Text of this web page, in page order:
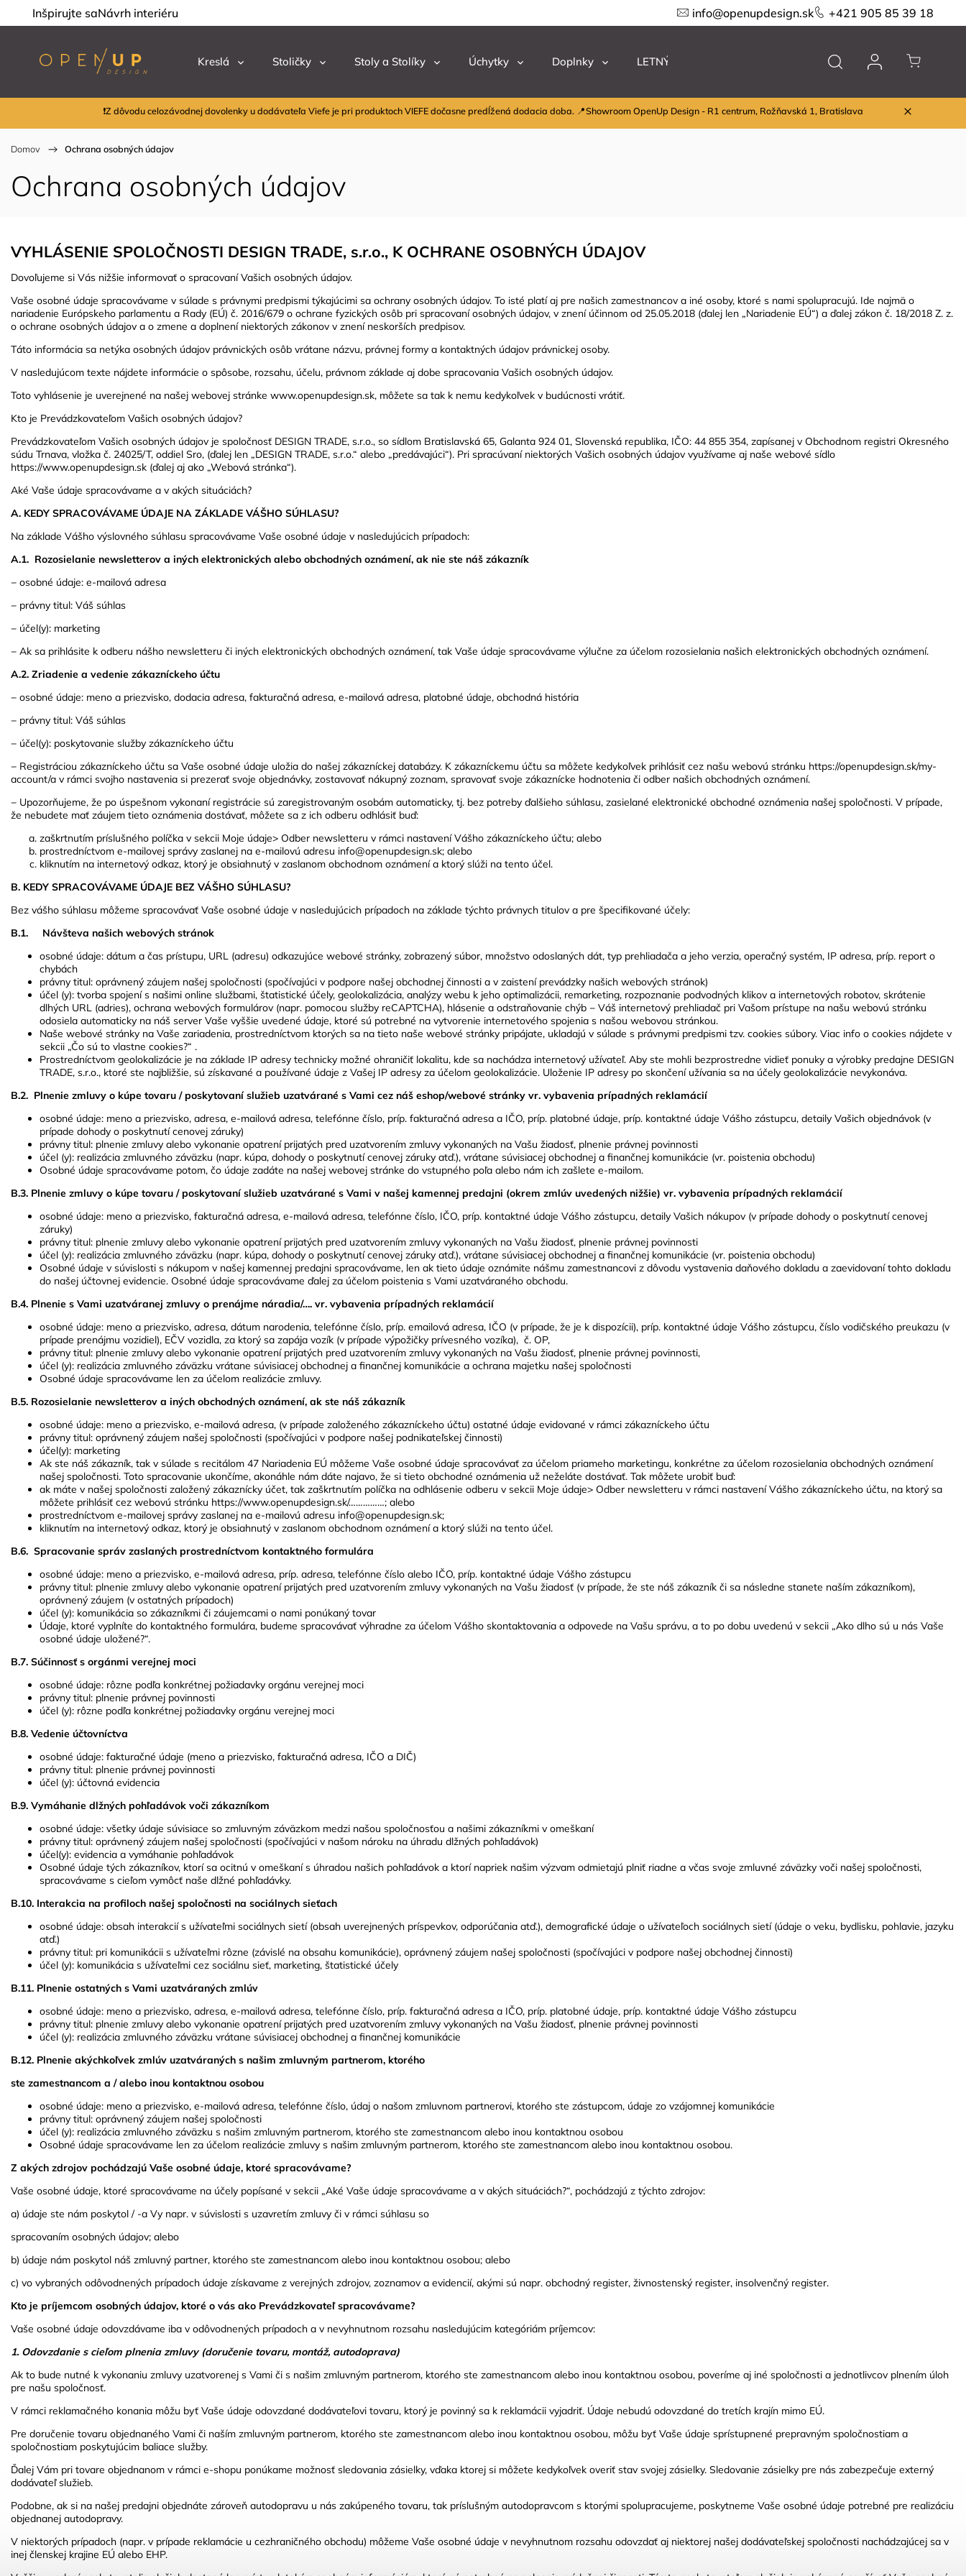
Inšpirujte saNávrh interiéru info@openupdesign.sk +421 905 85 39 18
Kreslá Stoličky Stoly a Stolíky Úchytky Doplnky LETNÝ VÝPREDAJ Značky
❗Z dôvodu celozávodnej dovolenky u dodávateľa Viefe je pri produktoch VIEFE dočasne predĺžená dodacia doba. 📍Showroom OpenUp Design - R1 centrum, Rožňavská 1, Bratislava
Domov / Ochrana osobných údajov
Ochrana osobných údajov
VYHLÁSENIE SPOLOČNOSTI DESIGN TRADE, s.r.o., K OCHRANE OSOBNÝCH ÚDAJOV
Dovoľujeme si Vás nižšie informovať o spracovaní Vašich osobných údajov.
Vaše osobné údaje spracovávame v súlade s právnymi predpismi týkajúcimi sa ochrany osobných údajov. To isté platí aj pre našich zamestnancov a iné osoby, ktoré s nami spolupracujú. Ide najmä o
nariadenie Európskeho parlamentu a Rady (EÚ) č. 2016/679 o ochrane fyzických osôb pri spracovaní osobných údajov, v znení účinnom od 25.05.2018 (ďalej len „Nariadenie EÚ“) a ďalej zákon č. 18/2018 Z. z.
o ochrane osobných údajov a o zmene a doplnení niektorých zákonov v znení neskorších predpisov.
Táto informácia sa netýka osobných údajov právnických osôb vrátane názvu, právnej formy a kontaktných údajov právnickej osoby.
V nasledujúcom texte nájdete informácie o spôsobe, rozsahu, účelu, právnom základe aj dobe spracovania Vašich osobných údajov.
Toto vyhlásenie je uverejnené na našej webovej stránke www.openupdesign.sk, môžete sa tak k nemu kedykoľvek v budúcnosti vrátiť.
Kto je Prevádzkovateľom Vašich osobných údajov?
Prevádzkovateľom Vašich osobných údajov je spoločnosť DESIGN TRADE, s.r.o., so sídlom Bratislavská 65, Galanta 924 01, Slovenská republika, IČO: 44 855 354, zapísanej v Obchodnom registri Okresného
súdu Trnava, vložka č. 24025/T, oddiel Sro, (ďalej len „DESIGN TRADE, s.r.o.“ alebo „predávajúci“). Pri spracúvaní niektorých Vašich osobných údajov využívame aj naše webové sídlo
https://www.openupdesign.sk (ďalej aj ako „Webová stránka“).
Aké Vaše údaje spracovávame a v akých situáciách?
A. KEDY SPRACOVÁVAME ÚDAJE NA ZÁKLADE VÁŠHO SÚHLASU?
Na základe Vášho výslovného súhlasu spracovávame Vaše osobné údaje v nasledujúcich prípadoch:
A.1. Rozosielanie newsletterov a iných elektronických alebo obchodných oznámení, ak nie ste náš zákazník
− osobné údaje: e-mailová adresa
− právny titul: Váš súhlas
− účel(y): marketing
− Ak sa prihlásite k odberu nášho newsletteru či iných elektronických obchodných oznámení, tak Vaše údaje spracovávame výlučne za účelom rozosielania našich elektronických obchodných oznámení.
A.2. Zriadenie a vedenie zákazníckeho účtu
− osobné údaje: meno a priezvisko, dodacia adresa, fakturačná adresa, e-mailová adresa, platobné údaje, obchodná história
− právny titul: Váš súhlas
− účel(y): poskytovanie služby zákazníckeho účtu
− Registráciou zákazníckeho účtu sa Vaše osobné údaje uložia do našej zákazníckej databázy. K zákazníckemu účtu sa môžete kedykoľvek prihlásiť cez našu webovú stránku https://openupdesign.sk/my-
account/a v rámci svojho nastavenia si prezerať svoje objednávky, zostavovať nákupný zoznam, spravovať svoje zákaznícke hodnotenia či odber našich obchodných oznámení.
− Upozorňujeme, že po úspešnom vykonaní registrácie sú zaregistrovaným osobám automaticky, tj. bez potreby ďalšieho súhlasu, zasielané elektronické obchodné oznámenia našej spoločnosti. V prípade,
že nebudete mať záujem tieto oznámenia dostávať, môžete sa z ich odberu odhlásiť buď:
zaškrtnutím príslušného políčka v sekcii Moje údaje> Odber newsletteru v rámci nastavení Vášho zákazníckeho účtu; alebo
prostredníctvom e-mailovej správy zaslanej na e-mailovú adresu info@openupdesign.sk; alebo
kliknutím na internetový odkaz, ktorý je obsiahnutý v zaslanom obchodnom oznámení a ktorý slúži na tento účel.
B. KEDY SPRACOVÁVAME ÚDAJE BEZ VÁŠHO SÚHLASU?
Bez vášho súhlasu môžeme spracovávať Vaše osobné údaje v nasledujúcich prípadoch na základe týchto právnych titulov a pre špecifikované účely:
B.1. Návšteva našich webových stránok
osobné údaje: dátum a čas prístupu, URL (adresu) odkazujúce webové stránky, zobrazený súbor, množstvo odoslaných dát, typ prehliadača a jeho verzia, operačný systém, IP adresa, príp. report o
chybách
právny titul: oprávnený záujem našej spoločnosti (spočívajúci v podpore našej obchodnej činnosti a v zaistení prevádzky našich webových stránok)
účel (y): tvorba spojení s našimi online službami, štatistické účely, geolokalizácia, analýzy webu k jeho optimalizácii, remarketing, rozpoznanie podvodných klikov a internetových robotov, skrátenie
dlhých URL (adries), ochrana webových formulárov (napr. pomocou služby reCAPTCHA), hlásenie a odstraňovanie chýb − Váš internetový prehliadač pri Vašom prístupe na našu webovú stránku
odosiela automaticky na náš server Vaše vyššie uvedené údaje, ktoré sú potrebné na vytvorenie internetového spojenia s našou webovou stránkou.
Naše webové stránky na Vaše zariadenia, prostredníctvom ktorých sa na tieto naše webové stránky pripájate, ukladajú v súlade s právnymi predpismi tzv. cookies súbory. Viac info o cookies nájdete v
sekcii „Čo sú to vlastne cookies?“ .
Prostredníctvom geolokalizácie je na základe IP adresy technicky možné ohraničiť lokalitu, kde sa nachádza internetový užívateľ. Aby ste mohli bezprostredne vidieť ponuky a výrobky predajne DESIGN
TRADE, s.r.o., ktoré ste najbližšie, sú získavané a používané údaje z Vašej IP adresy za účelom geolokalizácie. Uloženie IP adresy po skončení užívania sa na účely geolokalizácie nevykonáva.
B.2. Plnenie zmluvy o kúpe tovaru / poskytovaní služieb uzatvárané s Vami cez náš eshop/webové stránky vr. vybavenia prípadných reklamácií
osobné údaje: meno a priezvisko, adresa, e-mailová adresa, telefónne číslo, príp. fakturačná adresa a IČO, príp. platobné údaje, príp. kontaktné údaje Vášho zástupcu, detaily Vašich objednávok (v
prípade dohody o poskytnutí cenovej záruky)
právny titul: plnenie zmluvy alebo vykonanie opatrení prijatých pred uzatvorením zmluvy vykonaných na Vašu žiadosť, plnenie právnej povinnosti
účel (y): realizácia zmluvného záväzku (napr. kúpa, dohody o poskytnutí cenovej záruky atď.), vrátane súvisiacej obchodnej a finančnej komunikácie (vr. poistenia obchodu)
Osobné údaje spracovávame potom, čo údaje zadáte na našej webovej stránke do vstupného poľa alebo nám ich zašlete e-mailom.
B.3. Plnenie zmluvy o kúpe tovaru / poskytovaní služieb uzatvárané s Vami v našej kamennej predajni (okrem zmlúv uvedených nižšie) vr. vybavenia prípadných reklamácií
osobné údaje: meno a priezvisko, fakturačná adresa, e-mailová adresa, telefónne číslo, IČO, príp. kontaktné údaje Vášho zástupcu, detaily Vašich nákupov (v prípade dohody o poskytnutí cenovej
záruky)
právny titul: plnenie zmluvy alebo vykonanie opatrení prijatých pred uzatvorením zmluvy vykonaných na Vašu žiadosť, plnenie právnej povinnosti
účel (y): realizácia zmluvného záväzku (napr. kúpa, dohody o poskytnutí cenovej záruky atď.), vrátane súvisiacej obchodnej a finančnej komunikácie (vr. poistenia obchodu)
Osobné údaje v súvislosti s nákupom v našej kamennej predajni spracovávame, len ak tieto údaje oznámite nášmu zamestnancovi z dôvodu vystavenia daňového dokladu a zaevidovaní tohto dokladu
do našej účtovnej evidencie. Osobné údaje spracovávame ďalej za účelom poistenia s Vami uzatváraného obchodu.
B.4. Plnenie s Vami uzatváranej zmluvy o prenájme náradia/…. vr. vybavenia prípadných reklamácií
osobné údaje: meno a priezvisko, adresa, dátum narodenia, telefónne číslo, príp. emailová adresa, IČO (v prípade, že je k dispozícii), príp. kontaktné údaje Vášho zástupcu, číslo vodičského preukazu (v
prípade prenájmu vozidiel), EČV vozidla, za ktorý sa zapája vozík (v prípade výpožičky prívesného vozíka), č. OP,
právny titul: plnenie zmluvy alebo vykonanie opatrení prijatých pred uzatvorením zmluvy vykonaných na Vašu žiadosť, plnenie právnej povinnosti,
účel (y): realizácia zmluvného záväzku vrátane súvisiacej obchodnej a finančnej komunikácie a ochrana majetku našej spoločnosti
Osobné údaje spracovávame len za účelom realizácie zmluvy.
B.5. Rozosielanie newsletterov a iných obchodných oznámení, ak ste náš zákazník
osobné údaje: meno a priezvisko, e-mailová adresa, (v prípade založeného zákazníckeho účtu) ostatné údaje evidované v rámci zákazníckeho účtu
právny titul: oprávnený záujem našej spoločnosti (spočívajúci v podpore našej podnikateľskej činnosti)
účel(y): marketing
Ak ste náš zákazník, tak v súlade s recitálom 47 Nariadenia EÚ môžeme Vaše osobné údaje spracovávať za účelom priameho marketingu, konkrétne za účelom rozosielania obchodných oznámení
našej spoločnosti. Toto spracovanie ukončíme, akonáhle nám dáte najavo, že si tieto obchodné oznámenia už neželáte dostávať. Tak môžete urobiť buď:
ak máte v našej spoločnosti založený zákaznícky účet, tak zaškrtnutím políčka na odhlásenie odberu v sekcii Moje údaje> Odber newsletteru v rámci nastavení Vášho zákazníckeho účtu, na ktorý sa
môžete prihlásiť cez webovú stránku https://www.openupdesign.sk/……………; alebo
prostredníctvom e-mailovej správy zaslanej na e-mailovú adresu info@openupdesign.sk;
kliknutím na internetový odkaz, ktorý je obsiahnutý v zaslanom obchodnom oznámení a ktorý slúži na tento účel.
B.6. Spracovanie správ zaslaných prostredníctvom kontaktného formulára
osobné údaje: meno a priezvisko, e-mailová adresa, príp. adresa, telefónne číslo alebo IČO, príp. kontaktné údaje Vášho zástupcu
právny titul: plnenie zmluvy alebo vykonanie opatrení prijatých pred uzatvorením zmluvy vykonaných na Vašu žiadosť (v prípade, že ste náš zákazník či sa následne stanete naším zákazníkom),
oprávnený záujem (v ostatných prípadoch)
účel (y): komunikácia so zákazníkmi či záujemcami o nami ponúkaný tovar
Údaje, ktoré vyplníte do kontaktného formulára, budeme spracovávať výhradne za účelom Vášho skontaktovania a odpovede na Vašu správu, a to po dobu uvedenú v sekcii „Ako dlho sú u nás Vaše
osobné údaje uložené?“.
B.7. Súčinnosť s orgánmi verejnej moci
osobné údaje: rôzne podľa konkrétnej požiadavky orgánu verejnej moci
právny titul: plnenie právnej povinnosti
účel (y): rôzne podľa konkrétnej požiadavky orgánu verejnej moci
B.8. Vedenie účtovníctva
osobné údaje: fakturačné údaje (meno a priezvisko, fakturačná adresa, IČO a DIČ)
právny titul: plnenie právnej povinnosti
účel (y): účtovná evidencia
B.9. Vymáhanie dlžných pohľadávok voči zákazníkom
osobné údaje: všetky údaje súvisiace so zmluvným záväzkom medzi našou spoločnosťou a našimi zákazníkmi v omeškaní
právny titul: oprávnený záujem našej spoločnosti (spočívajúci v našom nároku na úhradu dlžných pohľadávok)
účel(y): evidencia a vymáhanie pohľadávok
Osobné údaje tých zákazníkov, ktorí sa ocitnú v omeškaní s úhradou našich pohľadávok a ktorí napriek našim výzvam odmietajú plniť riadne a včas svoje zmluvné záväzky voči našej spoločnosti,
spracovávame s cieľom vymôcť naše dlžné pohľadávky.
B.10. Interakcia na profiloch našej spoločnosti na sociálnych sieťach
osobné údaje: obsah interakcií s užívateľmi sociálnych sietí (obsah uverejnených príspevkov, odporúčania atď.), demografické údaje o užívateľoch sociálnych sietí (údaje o veku, bydlisku, pohlavie, jazyku
atď.)
právny titul: pri komunikácii s užívateľmi rôzne (závislé na obsahu komunikácie), oprávnený záujem našej spoločnosti (spočívajúci v podpore našej obchodnej činnosti)
účel (y): komunikácia s užívateľmi cez sociálnu sieť, marketing, štatistické účely
B.11. Plnenie ostatných s Vami uzatváraných zmlúv
osobné údaje: meno a priezvisko, adresa, e-mailová adresa, telefónne číslo, príp. fakturačná adresa a IČO, príp. platobné údaje, príp. kontaktné údaje Vášho zástupcu
právny titul: plnenie zmluvy alebo vykonanie opatrení prijatých pred uzatvorením zmluvy vykonaných na Vašu žiadosť, plnenie právnej povinnosti
účel (y): realizácia zmluvného záväzku vrátane súvisiacej obchodnej a finančnej komunikácie
B.12. Plnenie akýchkoľvek zmlúv uzatváraných s našim zmluvným partnerom, ktorého
ste zamestnancom a / alebo inou kontaktnou osobou
osobné údaje: meno a priezvisko, e-mailová adresa, telefónne číslo, údaj o našom zmluvnom partnerovi, ktorého ste zástupcom, údaje zo vzájomnej komunikácie
právny titul: oprávnený záujem našej spoločnosti
účel (y): realizácia zmluvného záväzku s našim zmluvným partnerom, ktorého ste zamestnancom alebo inou kontaktnou osobou
Osobné údaje spracovávame len za účelom realizácie zmluvy s našim zmluvným partnerom, ktorého ste zamestnancom alebo inou kontaktnou osobou.
Z akých zdrojov pochádzajú Vaše osobné údaje, ktoré spracovávame?
Vaše osobné údaje, ktoré spracovávame na účely popísané v sekcii „Aké Vaše údaje spracovávame a v akých situáciách?“, pochádzajú z týchto zdrojov:
a) údaje ste nám poskytol / -a Vy napr. v súvislosti s uzavretím zmluvy či v rámci súhlasu so
spracovaním osobných údajov; alebo
b) údaje nám poskytol náš zmluvný partner, ktorého ste zamestnancom alebo inou kontaktnou osobou; alebo
c) vo vybraných odôvodnených prípadoch údaje získavame z verejných zdrojov, zoznamov a evidencií, akými sú napr. obchodný register, živnostenský register, insolvenčný register.
Kto je príjemcom osobných údajov, ktoré o vás ako Prevádzkovateľ spracovávame?
Vaše osobné údaje odovzdávame iba v odôvodnených prípadoch a v nevyhnutnom rozsahu nasledujúcim kategóriám príjemcov:
1. Odovzdanie s cieľom plnenia zmluvy (doručenie tovaru, montáž, autodoprava)
Ak to bude nutné k vykonaniu zmluvy uzatvorenej s Vami či s našim zmluvným partnerom, ktorého ste zamestnancom alebo inou kontaktnou osobou, poveríme aj iné spoločnosti a jednotlivcov plnením úloh
pre našu spoločnosť.
V rámci reklamačného konania môžu byť Vaše údaje odovzdané dodávateľovi tovaru, ktorý je povinný sa k reklamácii vyjadriť. Údaje nebudú odovzdané do tretích krajín mimo EÚ.
Pre doručenie tovaru objednaného Vami či naším zmluvným partnerom, ktorého ste zamestnancom alebo inou kontaktnou osobou, môžu byť Vaše údaje sprístupnené prepravným spoločnostiam a
spoločnostiam poskytujúcim baliace služby.
Ďalej Vám pri tovare objednanom v rámci e-shopu ponúkame možnosť sledovania zásielky, vďaka ktorej si môžete kedykoľvek overiť stav svojej zásielky. Sledovanie zásielky pre nás zabezpečuje externý
dodávateľ služieb.
Podobne, ak si na našej predajni objednáte zároveň autodopravu u nás zakúpeného tovaru, tak príslušným autodopravcom s ktorými spolupracujeme, poskytneme Vaše osobné údaje potrebné pre realizáciu
objednanej autodopravy.
V niektorých prípadoch (napr. v prípade reklamácie u cezhraničného obchodu) môžeme Vaše osobné údaje v nevyhnutnom rozsahu odovzdať aj niektorej našej dodávateľskej spoločnosti nachádzajúcej sa v
inej členskej krajine EÚ alebo EHP.